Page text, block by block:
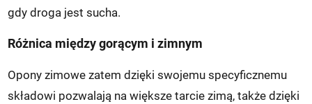
gdy droga jest sucha.
Różnica między gorącym i zimnym
Opony zimowe zatem dzięki swojemu specyficznemu
składowi pozwalają na większe tarcie zimą, także dzięki